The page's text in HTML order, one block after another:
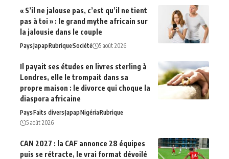
« S’il ne jalouse pas, c’est qu’il ne tient
pas à toi » : le grand mythe africain sur
la jalousie dans le couple
PaysJapapRubriqueSociété 5 août 2026
Il payait ses études en livres sterling à
Londres, elle le trompait dans sa
propre maison : le divorce qui choque la
diaspora africaine
PaysFaits diversJapapNigériaRubrique
5 août 2026
CAN 2027 : la CAF annonce 28 équipes
puis se rétracte, le vrai format dévoilé